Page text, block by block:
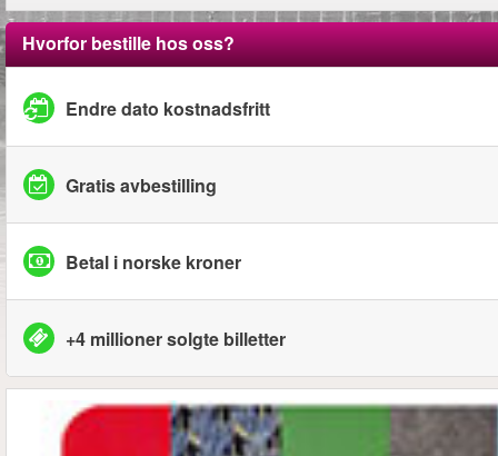
Hvorfor bestille hos oss?
Endre dato kostnadsfritt
Gratis avbestilling
Betal i norske kroner
+4 millioner solgte billetter